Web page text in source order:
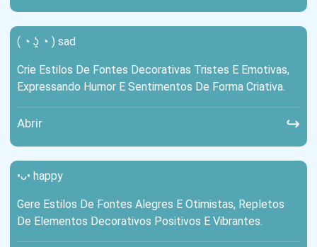
( ◔ ʖ̯ ◔ ) sad
Crie Estilos De Fontes Decorativas Tristes E Emotivas,
Expressando Humor E Sentimentos De Forma Criativa.
Abrir ↪
•ᴗ• happy
Gere Estilos De Fontes Alegres E Otimistas, Repletos
De Elementos Decorativos Positivos E Vibrantes.